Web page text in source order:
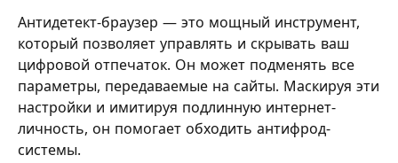
Антидетект-браузер — это мощный инструмент,
который позволяет управлять и скрывать ваш
цифровой отпечаток. Он может подменять все
параметры, передаваемые на сайты. Маскируя эти
настройки и имитируя подлинную интернет-
личность, он помогает обходить антифрод-
системы.